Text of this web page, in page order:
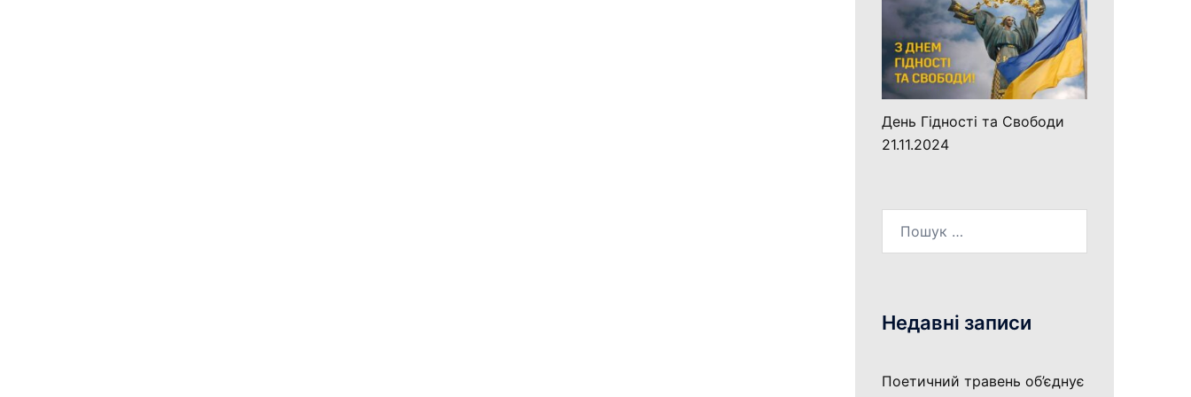
День Гідності та Свободи
21.11.2024
Недавні записи
Поетичний травень об’єднує